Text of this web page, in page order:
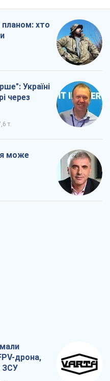
планом: хто
Україні
через
т.
може
дрона,
ЗСУ